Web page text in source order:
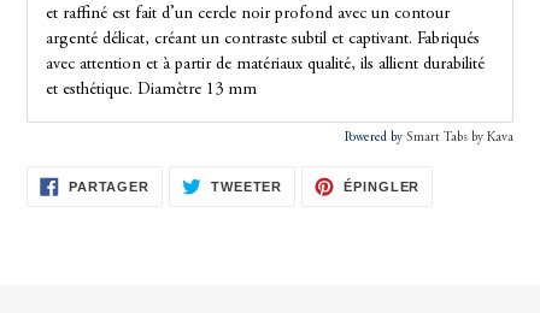
et raffiné est fait d’un cercle noir profond avec un contour
argenté délicat, créant un contraste subtil et captivant. Fabriqués
avec attention et à partir de matériaux qualité, ils allient durabilité
et esthétique. Diamètre 13 mm
Powered by Smart Tabs by Kava
PARTAGER PARTAGERTWEETER TWEETERÉPINGLER